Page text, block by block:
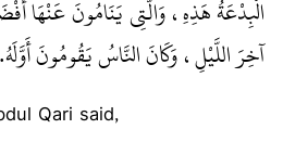
الْبِدْعَةُ هَذِهِ، وَالَّتِي يَنَامُونَ عَنْهَا
آخِرَ اللَّيْلِ، وَكَانَ النَّاسُ يَقُومُونَ أَوَّلَهُ‏.‏
Qari said,